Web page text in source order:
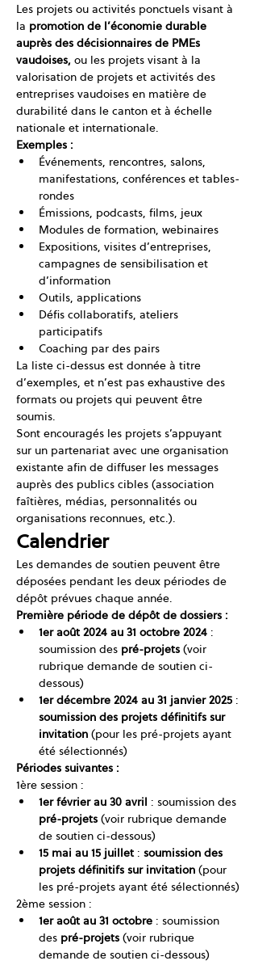
Les projets ou activités ponctuels visant à
la promotion de l’économie durable
auprès des décisionnaires de PMEs
vaudoises, ou les projets visant à la
valorisation de projets et activités des
entreprises vaudoises en matière de
durabilité dans le canton et à échelle
nationale et internationale.
Exemples :
Événements, rencontres, salons,
manifestations, conférences et tables-
rondes
Émissions, podcasts, films, jeux
Modules de formation, webinaires
Expositions, visites d’entreprises,
campagnes de sensibilisation et
d’information
Outils, applications
Défis collaboratifs, ateliers
participatifs
Coaching par des pairs
La liste ci-dessus est donnée à titre
d’exemples, et n’est pas exhaustive des
formats ou projets qui peuvent être
soumis.
Sont encouragés les projets s’appuyant
sur un partenariat avec une organisation
existante afin de diffuser les messages
auprès des publics cibles (association
faîtières, médias, personnalités ou
organisations reconnues, etc.).
Calendrier
Les demandes de soutien peuvent être
déposées pendant les deux périodes de
dépôt prévues chaque année.
Première période de dépôt de dossiers :
1er août 2024 au 31 octobre 2024 :
soumission des pré-projets (voir
rubrique demande de soutien ci-
dessous)
1er décembre 2024 au 31 janvier 2025 :
soumission des projets définitifs sur
invitation (pour les pré-projets ayant
été sélectionnés)
Périodes suivantes :
1ère session :
1er février au 30 avril : soumission des
pré-projets (voir rubrique demande
de soutien ci-dessous)
15 mai au 15 juillet : soumission des
projets définitifs sur invitation (pour
les pré-projets ayant été sélectionnés)
2ème session :
1er août au 31 octobre : soumission
des pré-projets (voir rubrique
demande de soutien ci-dessous)